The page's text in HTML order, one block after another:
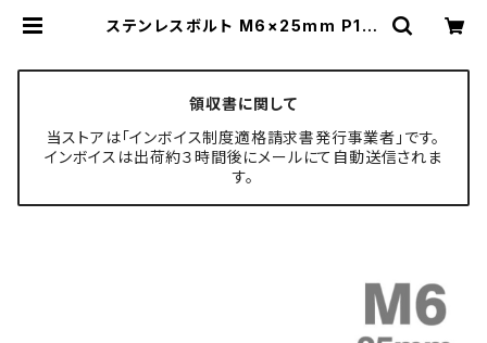
ステンレスボルト M6×25mm P1.0
ルト専門店
領収書に関して
当ストアは「インボイス制度適格請求書発行事業者」です。
インボイスは出荷約３時間後にメールにて自動送信されま
す。